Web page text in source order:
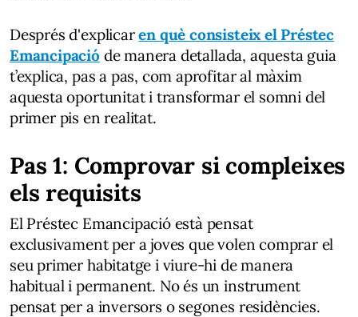
Després d'explicaren què consisteix el Préstec
Emancipacióde manera detallada, aquesta guia
t’explica, pas a pas, com aprofitar al màxim
aquesta oportunitat i transformar el somni del
primer pis en realitat.
Pas 1: Comprovar si compleixes
els requisits
El Préstec Emancipació està pensat
exclusivament per a joves que volen comprar el
seu primer habitatge i viure-hi de manera
habitual i permanent. No és un instrument
pensat per a inversors o segones residències.